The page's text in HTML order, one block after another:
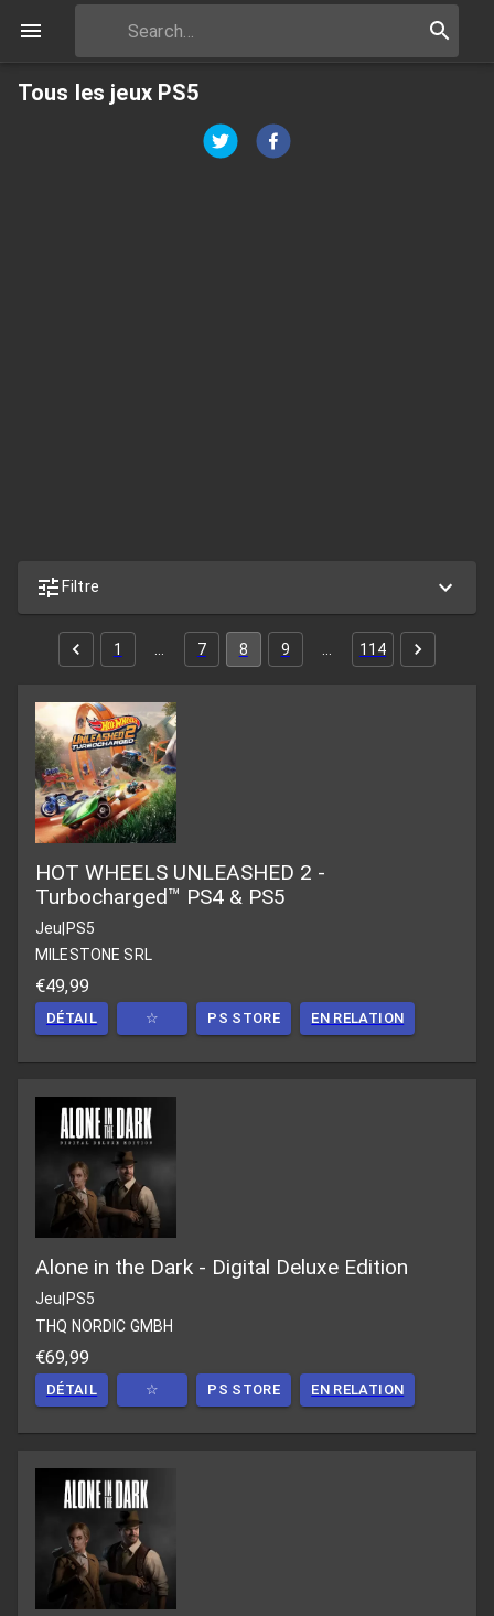
Tous les jeux PS5
Filtre
1 7 8 9 114
HOT WHEELS UNLEASHED 2 -
Turbocharged™ PS4 & PS5
Jeu|PS5
MILESTONE SRL
€49,99
DÉTAIL ☆ PS STORE EN RELATION
Alone in the Dark - Digital Deluxe Edition
Jeu PS5
THQ NORDIC GMBH
€69,99
DÉTAIL ☆ PS STORE EN RELATION